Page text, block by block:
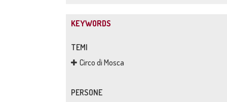
KEYWORDS
TEMI
Circo di Mosca
PERSONE